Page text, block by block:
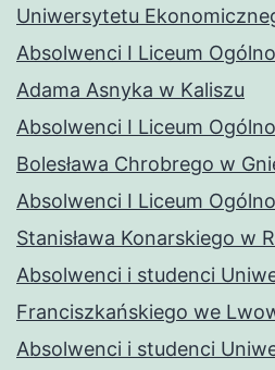
Uniwersytetu
Absolwenci I Liceum
Adama Asnyka w Kaliszu
Absolwenci I Liceum
Bolesława Chrobrego w
Absolwenci I Liceum
Stanisława Konarskiego w
Absolwenci i studenci
Franciszkańskiego we
Absolwenci i studenci